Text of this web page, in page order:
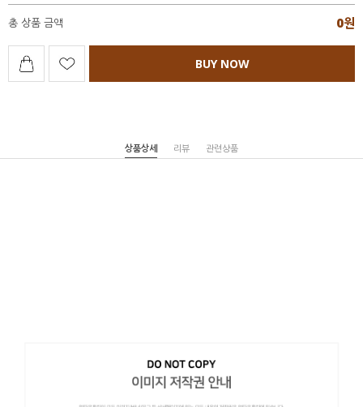
총 상품 금액 0원
BUY NOW
상품상세 리뷰 관련상품